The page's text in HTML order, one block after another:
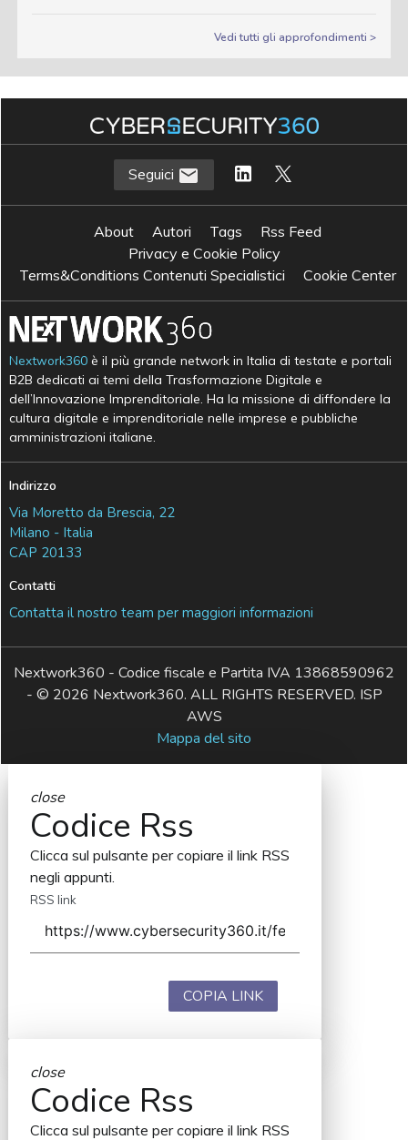
Vedi tutti gli approfondimenti >
Seguici
About Autori Tags
Rss Feed
Privacy e Cookie Policy
Terms&Conditions Contenuti Specialistici
Cookie Center
Nextwork360 è il più grande network in Italia di testate e portali
B2B dedicati ai temi della Trasformazione Digitale e
dell’Innovazione Imprenditoriale. Ha la missione di diffondere la
cultura digitale e imprenditoriale nelle imprese e pubbliche
amministrazioni italiane.
Indirizzo
Via Moretto da Brescia, 22
Milano - Italia
CAP 20133
Contatti
Contatta il nostro team per maggiori informazioni
Nextwork360 - Codice fiscale e Partita IVA 13868590962
- © 2026 Nextwork360. ALL RIGHTS RESERVED. ISP
AWS
Mappa del sito
close
Codice Rss
Clicca sul pulsante per copiare il link RSS
negli appunti.
RSS link
COPIA LINK
close
Codice Rss
Clicca sul pulsante per copiare il link RSS